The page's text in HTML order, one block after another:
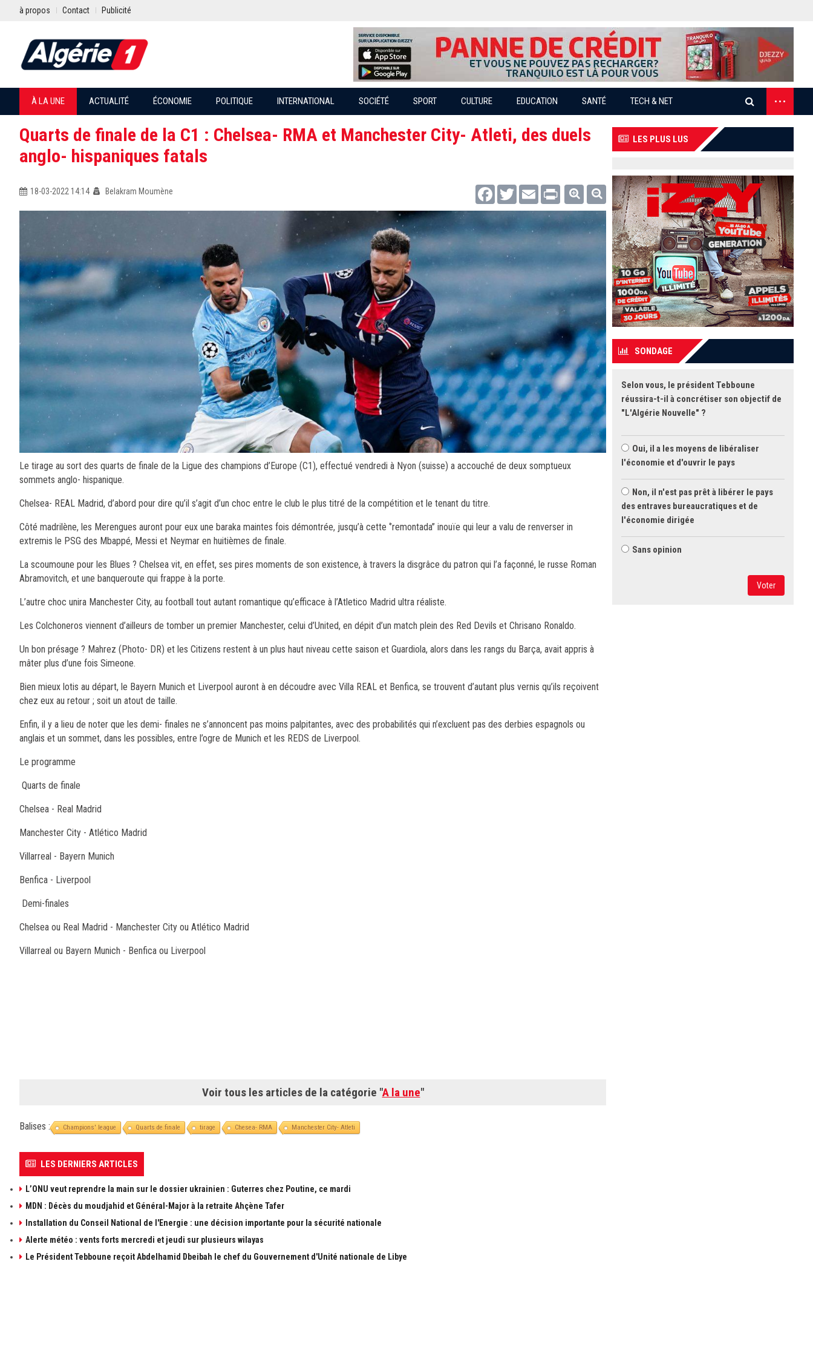
à propos Contact Publicité
À LA UNE ACTUALITÉ ÉCONOMIE POLITIQUE INTERNATIONAL SOCIÉTÉ SPORT CULTURE EDUCATION SANTÉ TECH & NET
...
Quarts de finale de la C1 : Chelsea- RMA et Manchester City- Atleti, des duels
anglo- hispaniques fatals
18-03-2022 14:14 Belakram Moumène FacebookTwitter Email Print
Le tirage au sort des quarts de finale de la Ligue des champions d’Europe (C1), effectué vendredi à Nyon (suisse) a accouché de deux somptueux
sommets anglo- hispanique.
Chelsea- REAL Madrid, d’abord pour dire qu’il s’agit d’un choc entre le club le plus titré de la compétition et le tenant du titre.
Côté madrilène, les Merengues auront pour eux une baraka maintes fois démontrée, jusqu’à cette ‘’remontada’’ inouïe qui leur a valu de renverser in
extremis le PSG des Mbappé, Messi et Neymar en huitièmes de finale.
La scoumoune pour les Blues ? Chelsea vit, en effet, ses pires moments de son existence, à travers la disgrâce du patron qui l’a façonné, le russe Roman
Abramovitch, et une banqueroute qui frappe à la porte.
L’autre choc unira Manchester City, au football tout autant romantique qu’efficace à l’Atletico Madrid ultra réaliste.
Les Colchoneros viennent d’ailleurs de tomber un premier Manchester, celui d’United, en dépit d’un match plein des Red Devils et Chrisano Ronaldo.
Un bon présage ? Mahrez (Photo- DR) et les Citizens restent à un plus haut niveau cette saison et Guardiola, alors dans les rangs du Barça, avait appris à
mâter plus d’une fois Simeone.
Bien mieux lotis au départ, le Bayern Munich et Liverpool auront à en découdre avec Villa REAL et Benfica, se trouvent d’autant plus vernis qu’ils reçoivent
chez eux au retour ; soit un atout de taille.
Enfin, il y a lieu de noter que les demi- finales ne s’annoncent pas moins palpitantes, avec des probabilités qui n’excluent pas des derbies espagnols ou
anglais et un sommet, dans les possibles, entre l’ogre de Munich et les REDS de Liverpool.
Le programme
Quarts de finale
Chelsea - Real Madrid
Manchester City - Atlético Madrid
Villarreal - Bayern Munich
Benfica - Liverpool
Demi-finales
Chelsea ou Real Madrid - Manchester City ou Atlético Madrid
Villarreal ou Bayern Munich - Benfica ou Liverpool
Voir tous les articles de la catégorie "A la une"
Balises : Champions' league Quarts de finale tirage Chesea- RMA Manchester City- Atleti
LES DERNIERS ARTICLES
L’ONU veut reprendre la main sur le dossier ukrainien : Guterres chez Poutine, ce mardi
MDN : Décès du moudjahid et Général-Major à la retraite Ahçène Tafer
Installation du Conseil National de l'Energie : une décision importante pour la sécurité nationale
Alerte météo : vents forts mercredi et jeudi sur plusieurs wilayas
Le Président Tebboune reçoit Abdelhamid Dbeibah le chef du Gouvernement d'Unité nationale de Libye
LES PLUS LUS
SONDAGE
Selon vous, le président Tebboune
réussira-t-il à concrétiser son objectif de
"L'Algérie Nouvelle" ?
Oui, il a les moyens de libéraliser
l'économie et d'ouvrir le pays
Non, il n'est pas prêt à libérer le pays
des entraves bureaucratiques et de
l'économie dirigée
Sans opinion
Voter